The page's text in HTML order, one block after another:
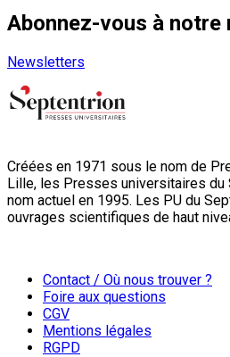
Abonnez-vous à notre
Newsletters
Créées en 1971 sous le nom de
Lille, les Presses universitaires du
nom actuel en 1995. Les PU du
ouvrages scientifiques de haut
Contact / Où nous trouver ?
Foire aux questions
CGV
Mentions légales
RGPD